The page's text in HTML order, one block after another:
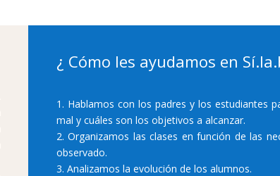
¿ Cómo les ayudamos en
1. Hablamos con los padres y los estudiantes
mal y cuáles son los objetivos a alcanzar.
2. Organizamos las clases en función de las
observado.
3. Analizamos la evolución de los alumnos.